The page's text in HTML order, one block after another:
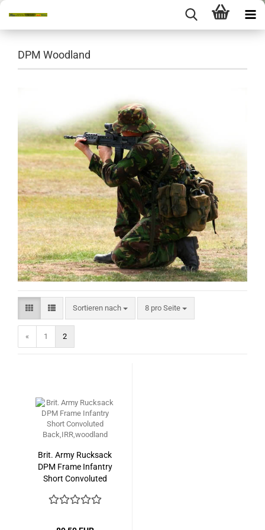
DPM Woodland
Sortieren nach
Sortieren nach 8 pro Seite
pro Seite
« 1 2
Brit. Army Rucksack
DPM Frame Infantry
Short Convoluted